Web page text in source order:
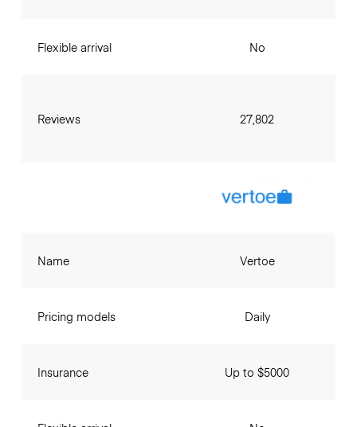
Flexible arrival
Reviews
No
27,802
Name
Pricing models
Insurance
Vertoe
Daily
Up to $5000